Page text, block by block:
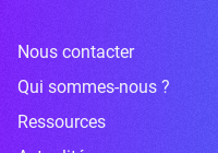
Nous contacter
Qui sommes-nous ?
Ressources